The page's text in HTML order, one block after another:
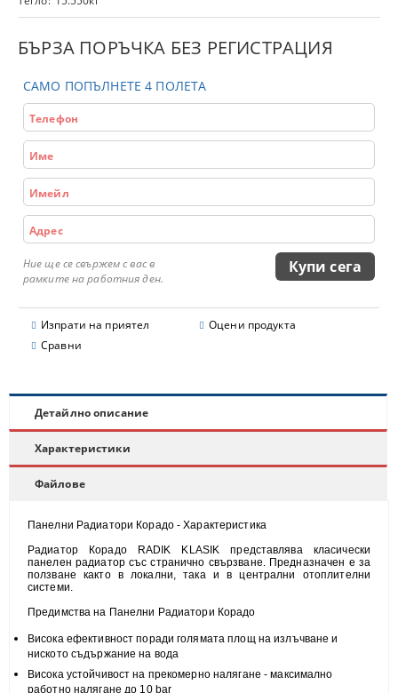
БЪРЗА ПОРЪЧКА БЕЗ РЕГИСТРАЦИЯ
САМО ПОПЪЛНЕТЕ 4 ПОЛЕТА
Ние ще се свържем с вас в
рамките на работния ден.
Изпрати на приятел
Оцени продукта
Сравни
Детайлно описание
Характеристики
Файлове
Панелни Радиатори Корадо - Характеристика
Радиатор Корадо RADIK KLASIK представлява класически
панелен радиатор със странично свързване. Предназначен е за
ползване както в локални, така и в централни отоплителни
системи.
Предимства на Панелни Радиатори Корадо
Висока ефективност поради голямата площ на излъчване и
ниското съдържание на вода
Висока устойчивост на прекомерно налягане - максимално
работно налягане до 10 bar